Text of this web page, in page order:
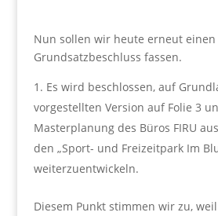
Nun sollen wir heute erneut einen
Grundsatzbeschluss fassen.
Es wird beschlossen, auf
vorgestellten Version auf Folie 3
Masterplanung des Büros FIRU
den „Sport- und Freizeitpark Im
weiterzuentwickeln.
Diesem Punkt stimmen wir zu,